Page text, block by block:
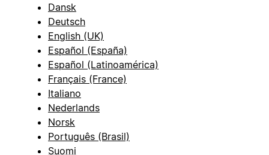
Dansk
Deutsch
English (UK)
Español (España)
Español (Latinoamérica)
Français (France)
Italiano
Nederlands
Norsk
Português (Brasil)
Suomi